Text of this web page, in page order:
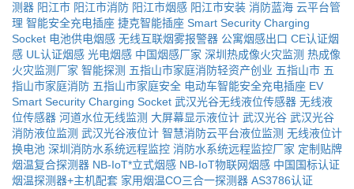
测器 阳江市 阳江市消防 阳江市烟感 阳江市安装 消防蓝海 云平台管
理 智能安全充电插座 捷克智能插座 Smart Security Charging
Socket 电池供电烟感 无线互联烟雾报警器 公寓烟感出口 CE认证烟
感 UL认证烟感 光电烟感 中国烟感厂家 深圳热成像火灾监测 热成像
火灾监测厂家 智能探测 五指山市家庭消防轻资产创业 五指山市 五
指山市家庭消防 五指山市家庭安全 电动车智能安全充电插座 EV
Smart Security Charging Socket 武汉光谷无线液位传感器 无线液
位传感器 河道水位无线监测 大屏幕显示液位计 武汉光谷 武汉光谷
消防液位监测 武汉光谷液位计 智慧消防云平台液位监测 无线液位计
换电池 深圳消防水系统远程监控 消防水系统远程监控厂家 定制贴牌
烟温复合探测器 NB-IoT*立式烟感 NB-IoT物联网烟感 中国国标认证
烟温探测器+主机配套 家用烟温CO三合一探测器 AS3786认证